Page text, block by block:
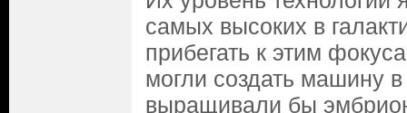
самых высоких в
прибегать к этим
могли создать машину в
выращивали бы